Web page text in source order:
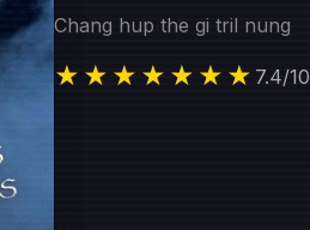
Chang hup the gi tril nung
★★★★★★★ 7.4/10